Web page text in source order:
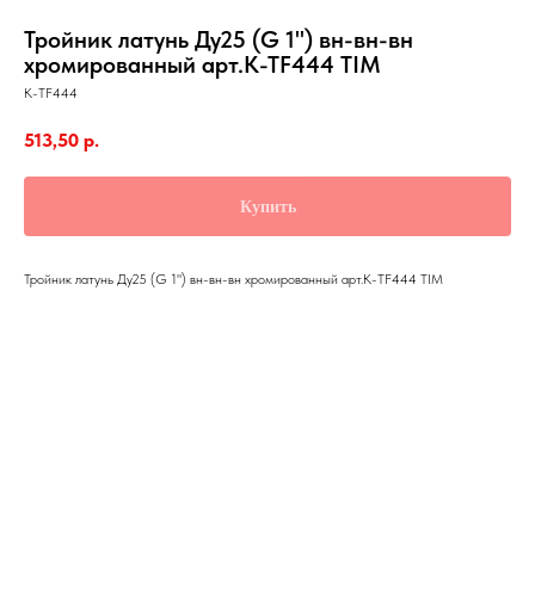
Тройник латунь Ду25 (G 1") вн-вн-вн
хромированный арт.K-TF444 TIM
K-TF444
513,50 р.
Купить
Тройник латунь Ду25 (G 1") вн-вн-вн хромированный арт.K-TF444 TIM